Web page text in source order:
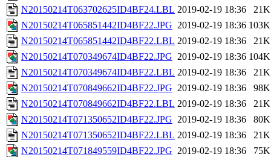
N20150214T063702625ID4BF24.LBL 2019-02-19 18:36
21K
N20150214T065851442ID4BF22.JPG 2019-02-19 18:36 103K
N20150214T065851442ID4BF22.LBL 2019-02-19 18:36
21K
N20150214T070349674ID4BF22.JPG 2019-02-19 18:36 104K
N20150214T070349674ID4BF22.LBL 2019-02-19 18:36
21K
N20150214T070849662ID4BF22.JPG 2019-02-19 18:36
98K
N20150214T070849662ID4BF22.LBL 2019-02-19 18:36
21K
N20150214T071350652ID4BF22.JPG 2019-02-19 18:36
80K
N20150214T071350652ID4BF22.LBL 2019-02-19 18:36
21K
N20150214T071849559ID4BF22.JPG 2019-02-19 18:36
75K